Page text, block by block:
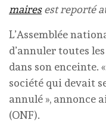
maires est reporté
L’Assemblée
d’annuler toutes
dans son enceinte.
société qui devait
annulé », annonce
(ONF).